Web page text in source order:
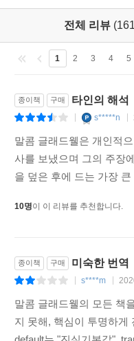
전체 리뷰
1 2 3 4 5
종이책 구매 타인의 해석
s*****n
말콤 글래드웰은 개인적
사를 보냈으며 그의 주장
을 덮은 후에 드는 가장
10명이 이 리뷰를 추천합니다.
종이책 구매 미숙한 번역
s****m
말콤 글래드웰의 모든 책
지 못해, 핵심이 투명하게